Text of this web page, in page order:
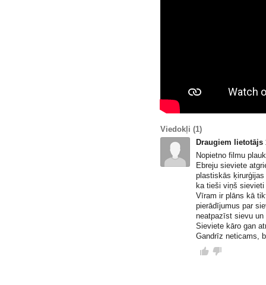
Viedokļi (1)
Draugiem lietotājs
Nopietno filmu
Ebreju sieviete
plastiskās
ka tieši viņš
Vīram ir plāns kā
pierādījumus par
neatpazīst sievu
Sieviete kāro gan
Gandrīz neticams,